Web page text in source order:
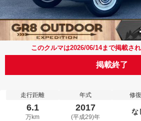
このクルマは2026/06/14まで掲載さ
掲載終了
走行距離
6.1
万km
年式
2017
(平成29)年
修
な